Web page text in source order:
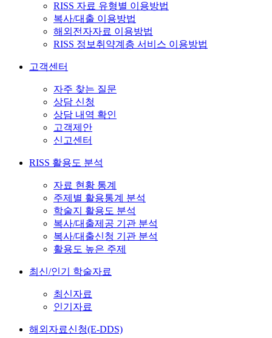
RISS 자료 유형별 이용방법
복사/대출 이용방법
해외전자자료 이용방법
RISS 정보취약계층 서비스 이용방법
고객센터
자주 찾는 질문
상담 신청
상담 내역 확인
고객제안
신고센터
RISS 활용도 분석
자료 현황 통계
주제별 활용통계 분석
학술지 활용도 분석
복사/대출제공 기관 분석
복사/대출신청 기관 분석
활용도 높은 주제
최신/인기 학술자료
최신자료
인기자료
해외자료신청(E-DDS)